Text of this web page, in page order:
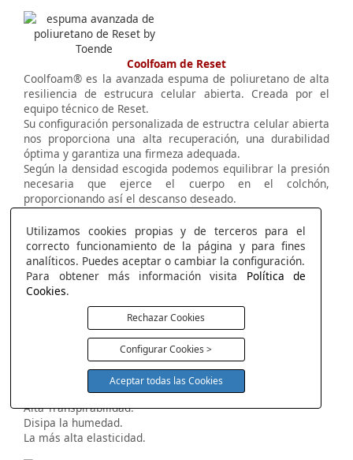
Coolfoam de Reset
Coolfoam® es la avanzada espuma de poliuretano de alta
resiliencia de estrucura celular abierta. Creada por el
equipo técnico de Reset.
Su configuración personalizada de estructra celular abierta
nos proporciona una alta recuperación, una durabilidad
óptima y garantiza una firmeza adequada.
Según la densidad escogida podemos equilibrar la presión
necesaria que ejerce el cuerpo en el colchón,
proporcionando así el descanso deseado.
Alta transpirabilidad.
Gran elasticidad.
Alta resiliencia.
Estabilidad.
Visco Reset Air
Máxima Frescura con la más alta elasticidad.
Máximo termo regulador.
Máxima frescura.
Alta Transpirabilidad.
Disipa la humedad.
La más alta elasticidad.
Utilizamos cookies propias y de terceros para el
correcto funcionamiento de la página y para fines
analíticos. Puedes aceptar o cambiar la configuración.
Para obtener más información visita Política de
Cookies.
Rechazar Cookies
Configurar Cookies >
Aceptar todas las Cookies